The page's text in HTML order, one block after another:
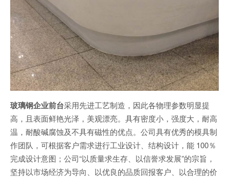
玻璃钢企业前台采用先进工艺制造，因此各物理参数明显提
高，且表面鲜艳光泽，美观漂亮。具有密度小，强度大，耐高
温，耐酸碱腐蚀及不具有磁性的优点。公司具有优秀的模具制
作团队，可根据客户需求进行工业设计、结构设计，能 100％
完成设计意图；公司“以质量求生存、以信誉求发展”的宗旨，
坚持以市场经济为导向、以优良的品质回报客户、以合理的价